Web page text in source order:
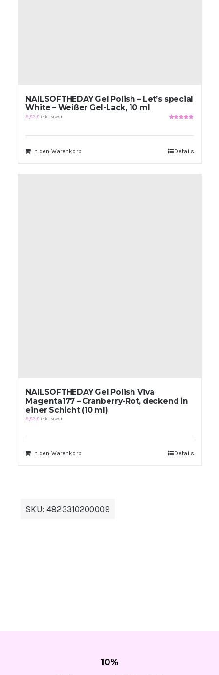
NAILSOFTHEDAY Gel Polish – Let’s special
White – Weißer Gel-Lack, 10 ml
9,82€ inkl. MwSt.
In den Warenkorb Details
NAILSOFTHEDAY Gel Polish Viva
Magenta177 – Cranberry-Rot, deckend in
einer Schicht (10 ml)
9,82€ inkl. MwSt.
In den Warenkorb Details
SKU:4823310200009
10%